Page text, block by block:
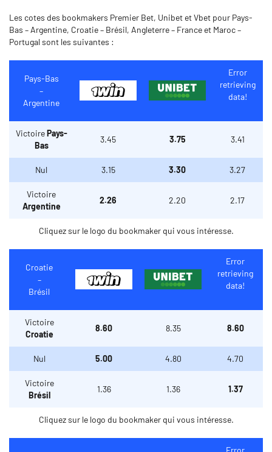
Les cotes des bookmakers Premier Bet, Unibet et Vbet pour Pays-
Bas – Argentine, Croatie – Brésil, Angleterre – France et Maroc –
Portugal sont les suivantes :
Pays-Bas
–
Argentine
Error
retrieving
data!
VictoirePays-
Bas
3.45 3.75 3.41
Nul 3.15 3.30 3.27
Victoire
Argentine
2.26 2.20 2.17
Cliquez sur le logo du bookmaker qui vous intéresse.
Croatie
–
Brésil
Error
retrieving
data!
Victoire
Croatie
8.60 8.35 8.60
Nul 5.00 4.80 4.70
Victoire
Brésil
1.36 1.36 1.37
Cliquez sur le logo du bookmaker qui vous intéresse.
Error